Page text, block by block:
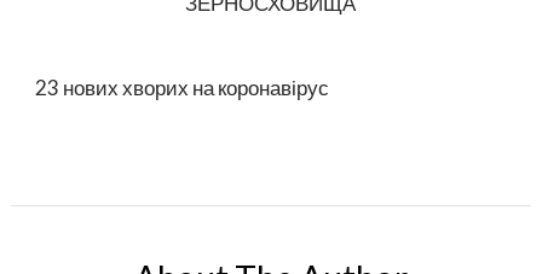
23 нових хворих на коронавірус